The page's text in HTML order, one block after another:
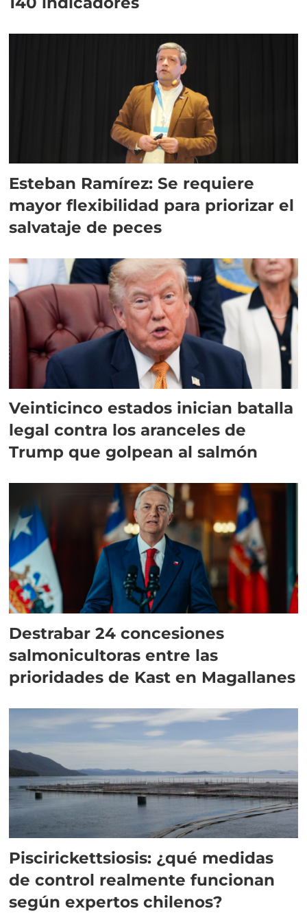
Esteban Ramírez: Se requiere
mayor flexibilidad para priorizar el
salvataje de peces
Veinticinco estados inician batalla
legal contra los aranceles de
Trump que golpean al salmón
Destrabar 24 concesiones
salmonicultoras entre las
prioridades de Kast en Magallanes
Piscirickettsiosis: ¿qué medidas
de control realmente funcionan
según expertos chilenos?